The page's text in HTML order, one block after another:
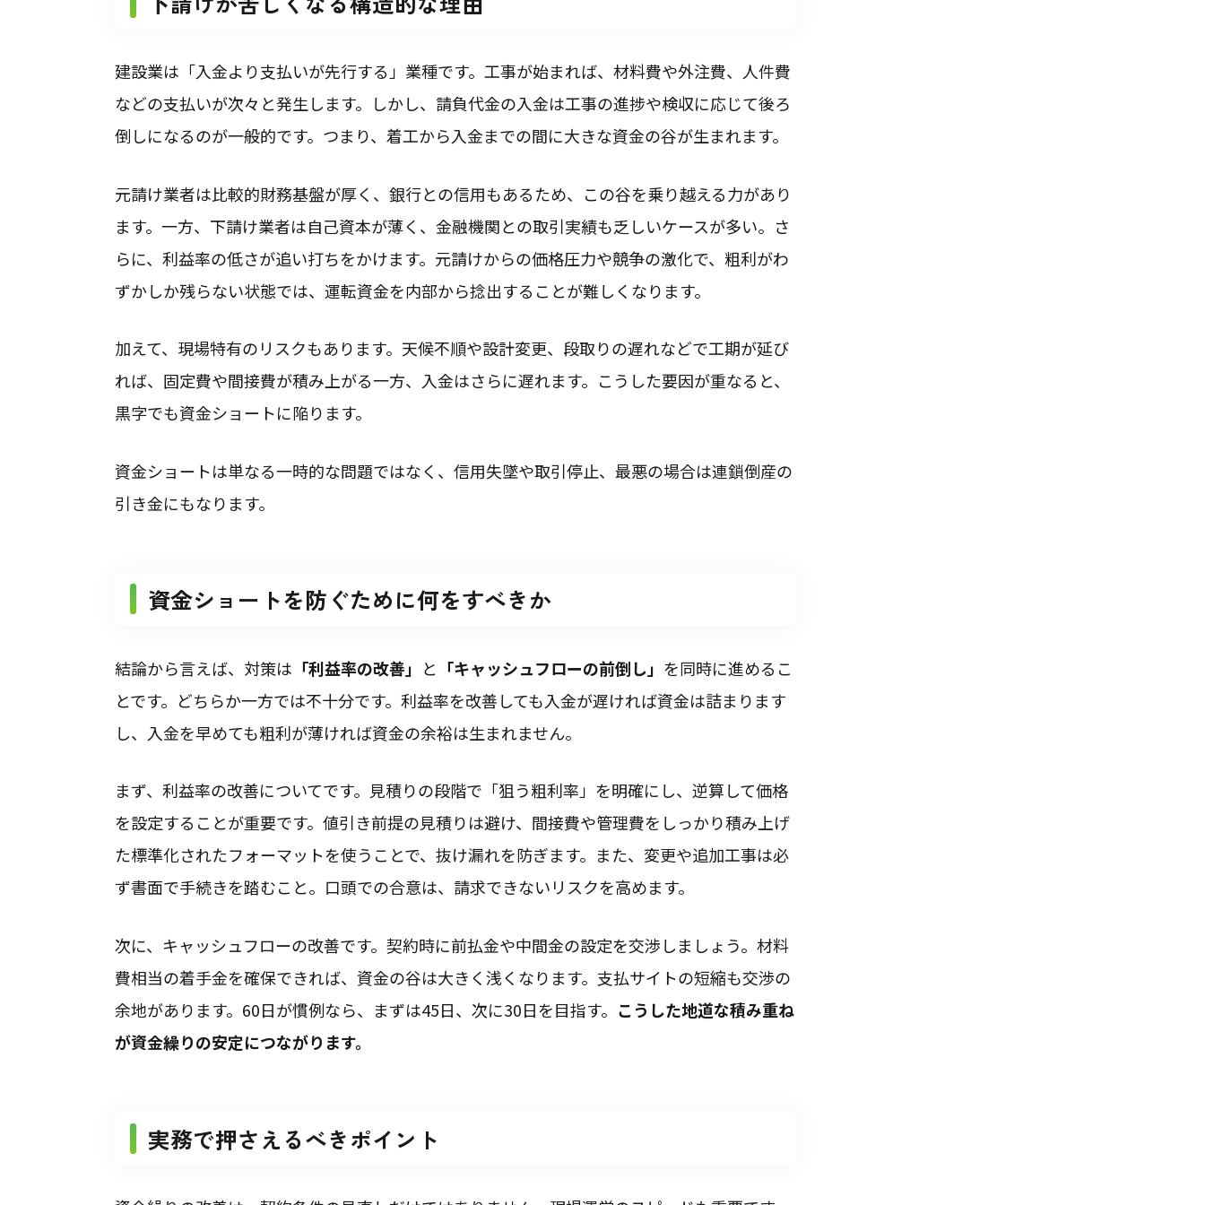
建設業は「入金より支払いが先行する」業種です。工事が始まれば、材料費や外注費、人件費
などの支払いが次々と発生します。しかし、請負代金の入金は工事の進捗や検収に応じて後ろ
倒しになるのが一般的です。つまり、着工から入金までの間に大きな資金の谷が生まれます。
元請け業者は比較的財務基盤が厚く、銀行との信用もあるため、この谷を乗り越える力があり
ます。一方、下請け業者は自己資本が薄く、金融機関との取引実績も乏しいケースが多い。さ
らに、利益率の低さが追い打ちをかけます。元請けからの価格圧力や競争の激化で、粗利がわ
ずかしか残らない状態では、運転資金を内部から捻出することが難しくなります。
加えて、現場特有のリスクもあります。天候不順や設計変更、段取りの遅れなどで工期が延び
れば、固定費や間接費が積み上がる一方、入金はさらに遅れます。こうした要因が重なると、
黒字でも資金ショートに陥ります。
資金ショートは単なる一時的な問題ではなく、信用失墜や取引停止、最悪の場合は連鎖倒産の
引き金にもなります。
資金ショートを防ぐために何をすべきか
結論から言えば、対策は 「利益率の改善」 と 「キャッシュフローの前倒し」 を同時に進めるこ
とです。どちらか一方では不十分です。利益率を改善しても入金が遅ければ資金は詰まります
し、入金を早めても粗利が薄ければ資金の余裕は生まれません。
まず、利益率の改善についてです。見積りの段階で「狙う粗利率」を明確にし、逆算して価格
を設定することが重要です。値引き前提の見積りは避け、間接費や管理費をしっかり積み上げ
た標準化されたフォーマットを使うことで、抜け漏れを防ぎます。また、変更や追加工事は必
ず書面で手続きを踏むこと。口頭での合意は、請求できないリスクを高めます。
次に、キャッシュフローの改善です。契約時に前払金や中間金の設定を交渉しましょう。材料
費相当の着手金を確保できれば、資金の谷は大きく浅くなります。支払サイトの短縮も交渉の
余地があります。60日が慣例なら、まずは45日、次に30日を目指す。 こうした地道な積み重ね
が資金繰りの安定につながります。
実務で押さえるべきポイント